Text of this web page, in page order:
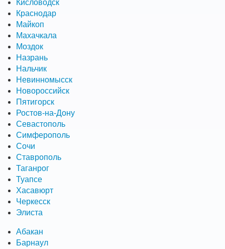
Кисловодск
Краснодар
Майкоп
Махачкала
Моздок
Назрань
Нальчик
Невинномысск
Новороссийск
Пятигорск
Ростов-на-Дону
Севастополь
Симферополь
Сочи
Ставрополь
Таганрог
Туапсе
Хасавюрт
Черкесск
Элиста
Абакан
Барнаул